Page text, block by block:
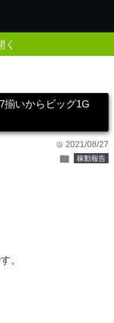
く
揃いからビッグ1G
time 2021/08/27
folder 稼動報告
。